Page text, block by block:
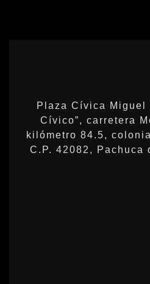
Plaza Cívica Miguel
Cívico”, carretera
kilómetro 84.5,
C.P. 42082, Pachuca